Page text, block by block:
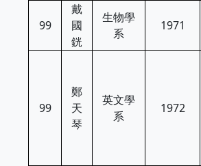
99
戴
國
銧
生物學
系
1971
99
鄭
天
琴
英文學
系
1972